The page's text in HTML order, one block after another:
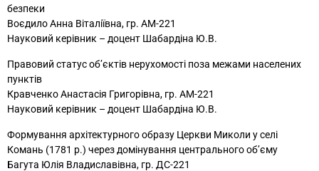
безпеки
Воєдило Анна Віталіївна, гр. АМ-221
Науковий керівник – доцент Шабардіна Ю.В.
Правовий статус об’єктів нерухомості поза межами населених
пунктів
Кравченко Анастасія Григорівна, гр. АМ-221
Науковий керівник – доцент Шабардіна Ю.В.
Формування архітектурного образу Церкви Миколи у селі
Комань (1781 р.) через домінування центрального об’єму
Багута Юлія Владиславівна, гр. ДС-221